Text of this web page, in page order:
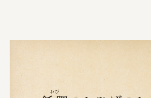
株式会社ドリームプラザ
GOEMON